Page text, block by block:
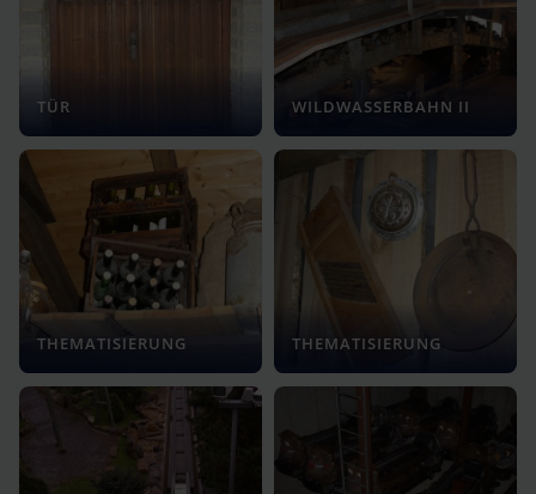
TÜR WILDWASSERBAHN II
THEMATISIERUNG THEMATISIERUNG